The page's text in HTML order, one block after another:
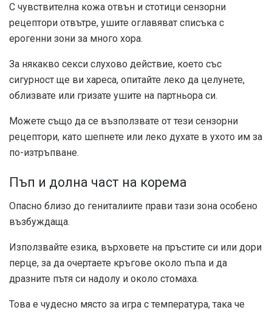
С чувствителна кожа отвън и стотици сензорни
рецептори отвътре, ушите оглавяват списъка с
ерогенни зони за много хора.
За някакво секси слухово действие, което със
сигурност ще ви хареса, опитайте леко да целунете,
облизвате или гризате ушите на партньора си.
Можете също да се възползвате от тези сензорни
рецептори, като шепнете или леко духате в ухото им за
по-изтръпване.
Пъп и долна част на корема
Опасно близо до гениталиите прави тази зона особено
възбуждаща.
Използвайте езика, върховете на пръстите си или дори
перце, за да очертаете кръгове около пъпа и да
дразните пътя си надолу и около стомаха.
Това е чудесно място за игра с температура, така че